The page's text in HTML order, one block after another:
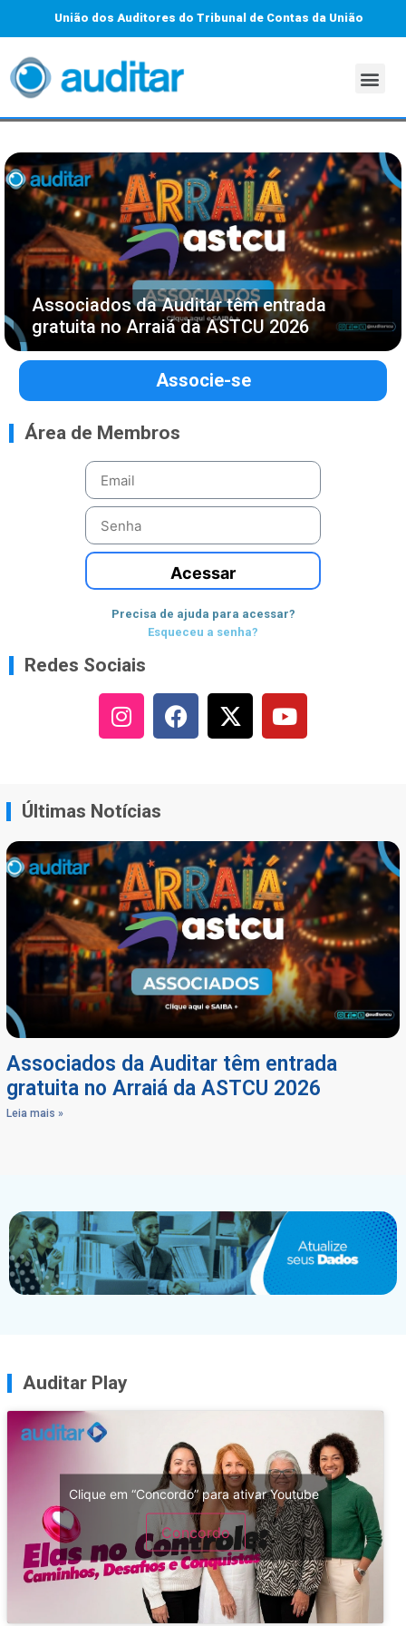
União dos Auditores do Tribunal de Contas da União
Associados da Auditar têm entrada
gratuita no Arraiá da ASTCU 2026
Associe-se
Área de Membros
Acessar
Precisa de ajuda para acessar?
Esqueceu a senha?
Redes Sociais
Últimas Notícias
Associados da Auditar têm entrada
gratuita no Arraiá da ASTCU 2026
Leia mais »
Auditar Play
Clique em “Concordo” para ativar Youtube
Concordo